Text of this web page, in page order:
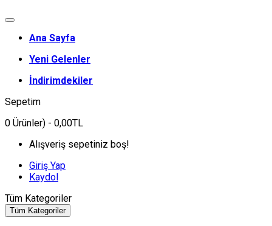
Ana Sayfa
Yeni Gelenler
İndirimdekiler
Sepetim
0 Ürünler) - 0,00TL
Alışveriş sepetiniz boş!
Giriş Yap
Kaydol
Tüm Kategoriler
Tüm Kategoriler